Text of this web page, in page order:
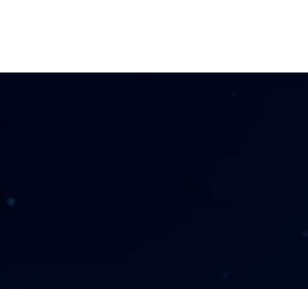
garantissant ainsi des
Se former à l'entretien
qu'il s'agisse
cas pratiques